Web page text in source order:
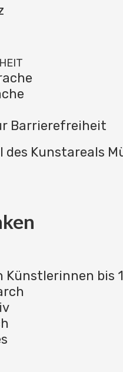
Barrierefreiheit
des Kunstareals
Künstlerinnen bis